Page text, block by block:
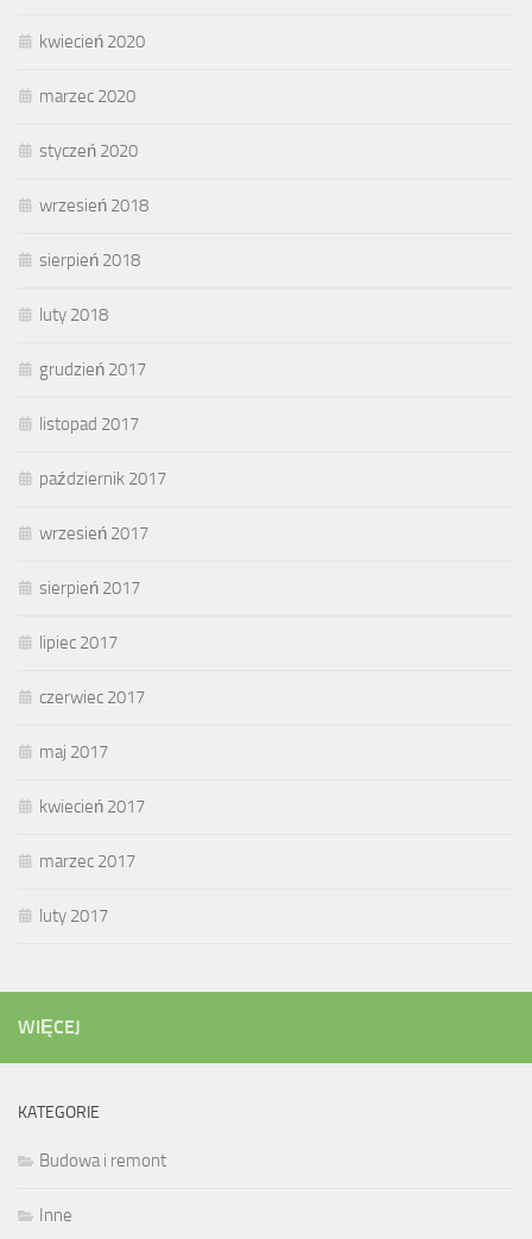
kwiecień 2020
marzec 2020
styczeń 2020
wrzesień 2018
sierpień 2018
luty 2018
grudzień 2017
listopad 2017
październik 2017
wrzesień 2017
sierpień 2017
lipiec 2017
czerwiec 2017
maj 2017
kwiecień 2017
marzec 2017
luty 2017
WIĘCEJ
KATEGORIE
Budowa i remont
Inne